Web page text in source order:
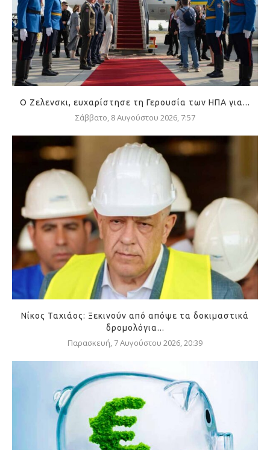
Ο Ζελενσκι, ευχαρίστησε τη Γερουσία των ΗΠΑ για...
Σάββατο, 8 Αυγούστου 2026, 7:57
Νίκος Ταχιάος: Ξεκινούν από απόψε τα δοκιμαστικά
δρομολόγια...
Παρασκευή, 7 Αυγούστου 2026, 20:39